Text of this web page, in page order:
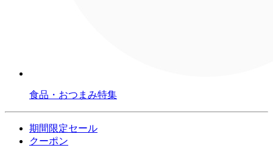
食品・おつまみ特集
期間限定セール
クーポン